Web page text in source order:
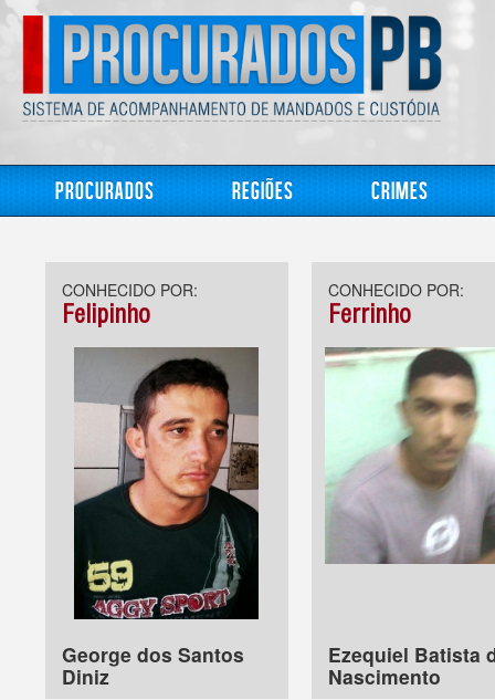
Procurados Regiões Crimes
CONHECIDO POR:
Felipinho
George dos Santos
Diniz
CONHECIDO POR:
Ferrinho
Ezequiel Batista
Nascimento